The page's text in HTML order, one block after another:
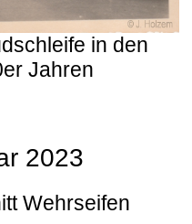
in den
Jahren
2023
Wehrseifen